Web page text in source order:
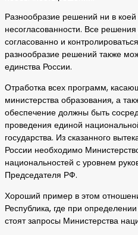
Разнообразие решений ни в
несогласованности. Все
согласованно и
разнообразие решений также
единства России.
Отработка всех программ,
министерства образования, а
обеспечение должны быть
проведения единой
государства. Из сказанного
России необходимо
национальностей с уровнем
Председателя РФ.
Хороший пример в этом
Республика, где при
стоят запросы Министерства